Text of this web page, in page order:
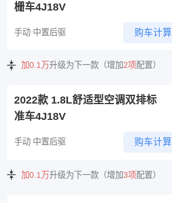
栅车4J18V
手动 中置后驱 购车计算
加0.1万升级为下一款（增加2项配置）
2022款 1.8L舒适型空调双排标
准车4J18V
手动 中置后驱 购车计算
加0.1万升级为下一款（增加3项配置）